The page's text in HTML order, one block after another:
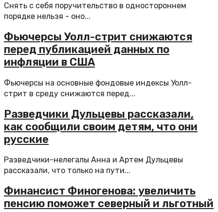
Снять с себя поручительство в одностороннем
порядке нельзя - оно...
Фьючерсы Уолл-стрит снижаются
перед публикацией данных по
инфляции в США
Фьючерсы на основные фондовые индексы Уолл-
стрит в среду снижаются перед...
Разведчики Дульцевы рассказали,
как сообщили своим детям, что они
русские
Разведчики-нелегалы Анна и Артем Дульцевы
рассказали, что только на пути...
Финансист Финогенова: увеличить
пенсию поможет северный и льготный